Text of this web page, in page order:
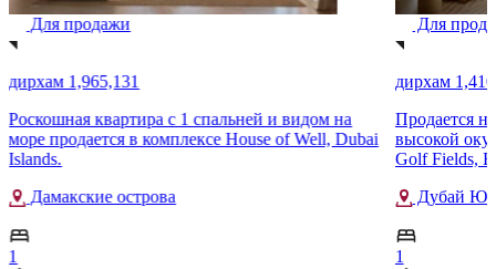
Для продажи
дирхам 1,965,131
Роскошная квартира с 1 спальней и видом на
море продается в комплексе House of Well, Dubai
Islands.
Дамакские острова
1
Для
дирхам
Продается
высокой
Golf Fields,
Дубай Юг
1